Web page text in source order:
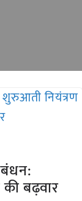
बढ़वार